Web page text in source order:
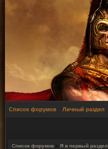
Список форумов Личный раздел
Список форумов » Я в первый раздел